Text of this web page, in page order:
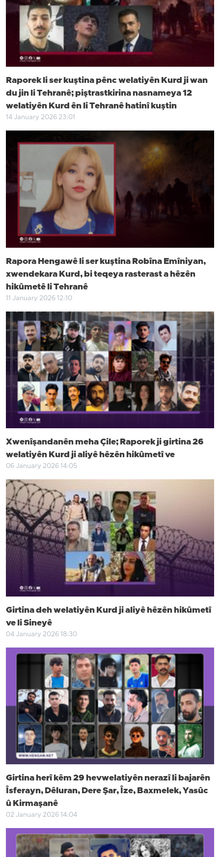
Raporek li ser kuştina pênc welatiyên Kurd ji wan
du jin li Tehranê; piştrastkirina nasnameya 12
welatiyên Kurd ên li Tehranê hatinî kuştin
14 January 2026 23:01
Rapora Hengawê li ser kuştina Robîna Emîniyan,
xwendekara Kurd, bi teqeya rasterast a hêzên
hikûmetê li Tehranê
11 January 2026 12:10
Xwenîşandanên meha Çile; Raporek ji girtina 26
welatiyên Kurd ji aliyê hêzên hikûmetî ve
06 January 2026 14:05
Girtina deh welatiyên Kurd ji aliyê hêzên hikûmetî
ve li Sineyê
04 January 2026 18:30
Girtina herî kêm 29 hevwelatiyên nerazî li bajarên
Îsferayn, Dêluran, Dere Şar, Îze, Baxmelek, Yasûc
û Kirmaşanê
02 January 2026 14:04